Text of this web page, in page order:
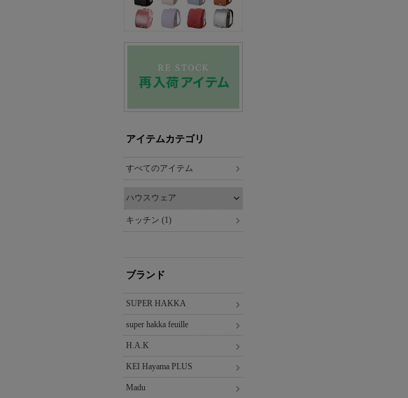
アイテムカテゴリ
すべてのアイテム
ハウスウェア
キッチン (1)
ブランド
SUPER HAKKA
super hakka feuille
H.A.K
KEI Hayama PLUS
Madu